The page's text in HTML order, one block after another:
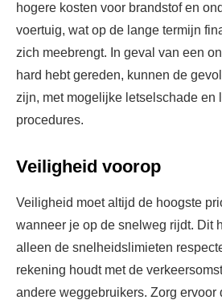
hogere kosten voor brandstof en
voertuig, wat op de lange termijn
zich meebrengt. In geval van een
hard hebt gereden, kunnen de
zijn, met mogelijke letselschade en
procedures.
Veiligheid voorop
Veiligheid moet altijd de hoogste
wanneer je op de snelweg rijdt. Dit
alleen de snelheidslimieten
rekening houdt met de
andere weggebruikers. Zorg ervoor